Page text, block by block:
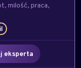
milość praca
eksperta